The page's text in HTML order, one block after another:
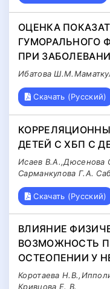
ОЦЕНКА
ГУМОРАЛЬНОГО
ПРИ
Ибатова
Скачать (Русский)
ДЕТЕЙ С ХБП С
Исаев В.А.,Дюсенова
Сарманкулова Г.А.
Скачать (Русский)
ВЛИЯНИЕ
ВОЗМОЖНОСТЬ
ОСТЕОПЕНИИ У
Коротаева
Кривцова Е. В.